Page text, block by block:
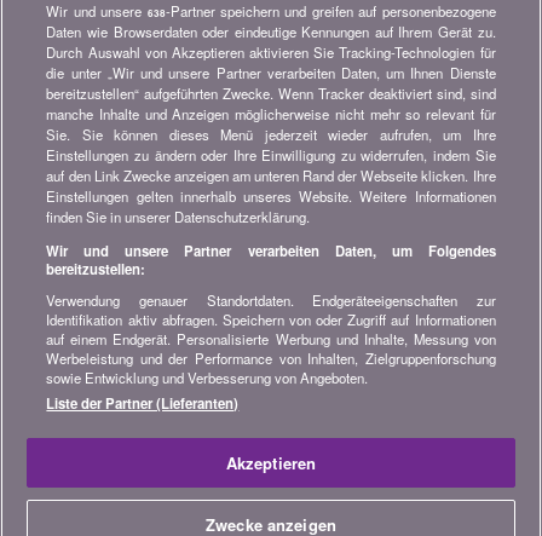
Newsletter bestellen
Treten Sie unserer Community bei
Bleiben Sie auf dem neuesten Stand, finden Sie alle Ratschläge
und Tipps zum Sparen auf:
Wissenswertes über bonus.ch
Wer ist bonus.ch? Wie funktionieren die Vergleiche?
Presseanfragen, Partnerschaften, Werbung...
Alle Informationen über bonus.ch
Home
Wir und unsere 638-Partner speichern und greifen auf personenbezogene
Daten wie Browserdaten oder eindeutige Kennungen auf Ihrem Gerät zu.
Durch Auswahl von Akzeptieren aktivieren Sie Tracking-Technologien für
die unter „Wir und unsere Partner verarbeiten Daten, um Ihnen Dienste
bereitzustellen“ aufgeführten Zwecke. Wenn Tracker deaktiviert sind, sind
manche Inhalte und Anzeigen möglicherweise nicht mehr so relevant für
Sie. Sie können dieses Menü jederzeit wieder aufrufen, um Ihre
Einstellungen zu ändern oder Ihre Einwilligung zu widerrufen, indem Sie
auf den Link Zwecke anzeigen am unteren Rand der Webseite klicken. Ihre
Einstellungen gelten innerhalb unseres Website. Weitere Informationen
finden Sie in unserer Datenschutzerklärung.
Wir und unsere Partner verarbeiten Daten, um Folgendes
bereitzustellen:
Verwendung genauer Standortdaten. Endgeräteeigenschaften zur
Identifikation aktiv abfragen. Speichern von oder Zugriff auf Informationen
auf einem Endgerät. Personalisierte Werbung und Inhalte, Messung von
Werbeleistung und der Performance von Inhalten, Zielgruppenforschung
sowie Entwicklung und Verbesserung von Angeboten.
Liste der Partner (Lieferanten)
Akzeptieren
Zwecke anzeigen